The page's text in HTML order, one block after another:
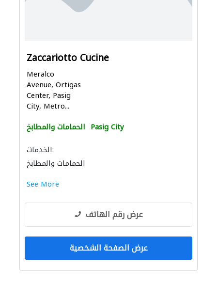
Zaccariotto Cucine
Meralco
Avenue, Ortigas
Center, Pasig
City, Metro...
الحمامات والمطابخ Pasig City
الخدمات:
الحمامات والمطابخ
See More
عرض رقم الهاتف
عرض الصفحة الشخصية